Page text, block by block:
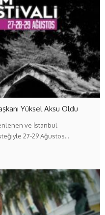
Yüksel Aksu Oldu
ve İstanbul
27-29 Ağustos…